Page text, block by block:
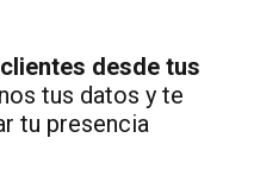
desde tus
tus datos y te
tu presencia